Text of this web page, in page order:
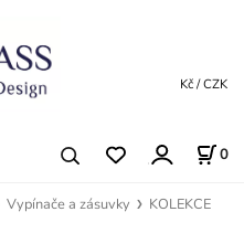
0
Kč / CZK
Vypínače a zásuvky
KOLEKCE